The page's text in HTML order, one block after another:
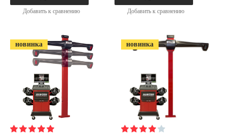
Добавить к сравнению Добавить к сравнению
новинка новинка